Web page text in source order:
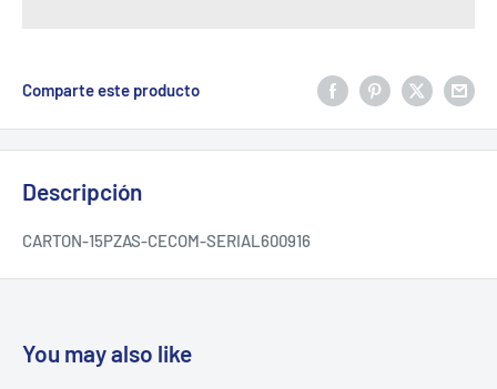
Comparte este producto
Descripción
CARTON-15PZAS-CECOM-SERIAL600916
You may also like